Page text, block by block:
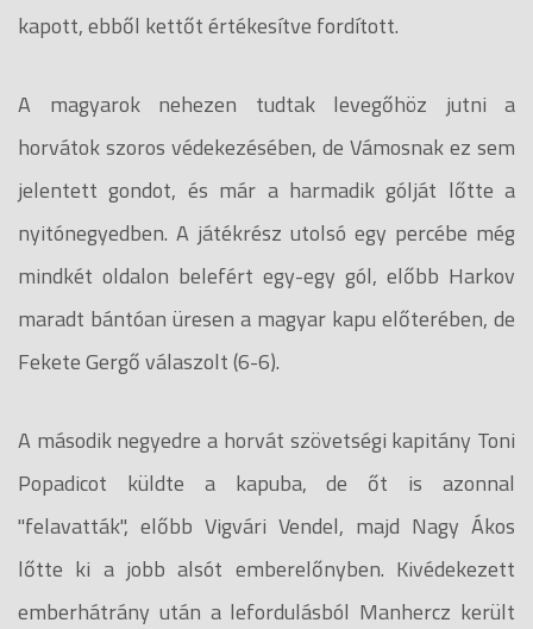
kapott, ebből kettőt értékesítve fordított.
A magyarok nehezen tudtak levegőhöz jutni a
horvátok szoros védekezésében, de Vámosnak ez sem
jelentett gondot, és már a harmadik gólját lőtte a
nyitónegyedben. A játékrész utolsó egy percébe még
mindkét oldalon belefért egy-egy gól, előbb Harkov
maradt bántóan üresen a magyar kapu előterében, de
Fekete Gergő válaszolt (6-6).
A második negyedre a horvát szövetségi kapitány Toni
Popadicot küldte a kapuba, de őt is azonnal
"felavatták", előbb Vigvári Vendel, majd Nagy Ákos
lőtte ki a jobb alsót emberelőnyben. Kivédekezett
emberhátrány után a lefordulásból Manhercz került